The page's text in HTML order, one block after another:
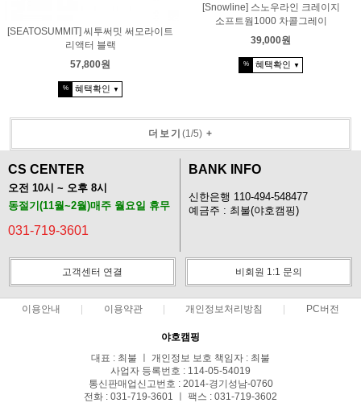
[SEATOSUMMIT] 씨투써밋 써모라이트
리액터 블랙
57,800원
% 혜택확인 ▼
[Snowline] 스노우라인 크레이지
소프트웜1000 차콜그레이
39,000원
% 혜택확인 ▼
더보기 (1/5)+
CS CENTER
오전 10시 ~ 오후 8시
동절기(11월~2월)매주 월요일 휴무
031-719-3601
BANK INFO
신한은행 110-494-548477
예금주 : 최불(야호캠핑)
고객센터 연결 비회원 1:1 문의
이용안내 이용약관 개인정보처리방침 PC버전
야호캠핑
대표 : 최불 ㅣ 개인정보 보호 책임자 : 최불
사업자 등록번호 : 114-05-54019
통신판매업신고번호 : 2014-경기성남-0760
전화 : 031-719-3601 ㅣ 팩스 : 031-719-3602